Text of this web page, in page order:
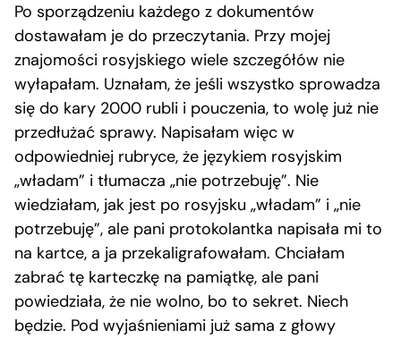
Po sporządzeniu każdego z dokumentów
dostawałam je do przeczytania. Przy mojej
znajomości rosyjskiego wiele szczegółów nie
wyłapałam. Uznałam, że jeśli wszystko sprowadza
się do kary 2000 rubli i pouczenia, to wolę już nie
przedłużać sprawy. Napisałam więc w
odpowiedniej rubryce, że językiem rosyjskim
„władam” i tłumacza „nie potrzebuję”. Nie
wiedziałam, jak jest po rosyjsku „władam” i „nie
potrzebuję”, ale pani protokolantka napisała mi to
na kartce, a ja przekaligrafowałam. Chciałam
zabrać tę karteczkę na pamiątkę, ale pani
powiedziała, że nie wolno, bo to sekret. Niech
będzie. Pod wyjaśnieniami już sama z głowy